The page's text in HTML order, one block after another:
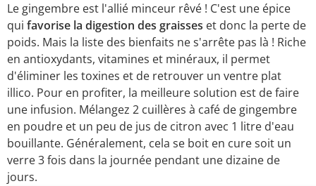
Le gingembre est l'allié minceur rêvé ! C'est une épice
qui favorise la digestion des graisses et donc la perte de
poids. Mais la liste des bienfaits ne s'arrête pas là ! Riche
en antioxydants, vitamines et minéraux, il permet
d'éliminer les toxines et de retrouver un ventre plat
illico. Pour en profiter, la meilleure solution est de faire
une infusion. Mélangez 2 cuillères à café de gingembre
en poudre et un peu de jus de citron avec 1 litre d'eau
bouillante. Généralement, cela se boit en cure soit un
verre 3 fois dans la journée pendant une dizaine de
jours.